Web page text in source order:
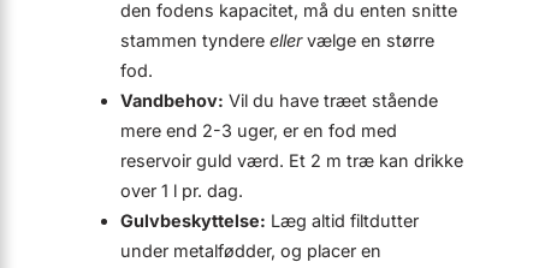
den fodens kapacitet, må du enten snitte
stammen tyndere ellervælge en større
fod.
Vandbehov: Vil du have træet stående
mere end 2-3 uger, er en fod med
reservoir guld værd. Et 2 m træ kan drikke
over 1 l pr. dag.
Gulvbeskyttelse: Læg altid filtdutter
under metalfødder, og placer en